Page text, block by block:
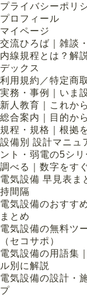
プライバシーポリ
プロフィール
マイページ
交流ひろば｜雑談
内線規程とは？解
デックス
利用規約／特定商
実務・事例｜いま
新人教育｜これか
総合案内｜目的か
規程・規格｜根拠
設備別 設計マニュ
ント・弱電の5シリ
調べる｜数字をす
電気設備 早見表ま
持間隔
電気設備のおすす
まとめ
電気設備の無料ツ
（セコサポ）
電気設備の用語集
ル別に解説
電気設備の設計・
プ